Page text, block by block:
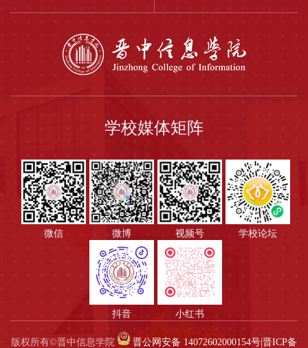
学校媒体矩阵
微信 微博 视频号 学校论坛
抖音 小红书
版权所有©晋中信息学院 晋公网安备 14072602000154号 晋ICP备